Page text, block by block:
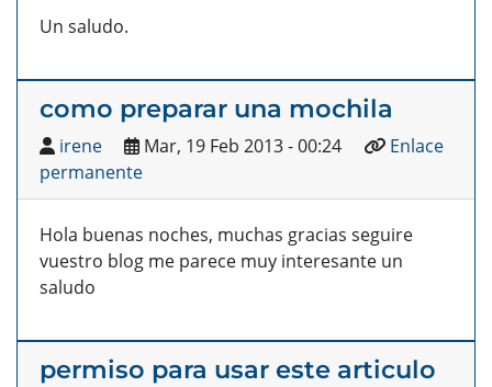
Un saludo.
como preparar una mochila
irene Mar, 19 Feb 2013 - 00:24
Enlace
permanente
Hola buenas noches, muchas gracias seguire
vuestro blog me parece muy interesante un
saludo
permiso para usar este articulo